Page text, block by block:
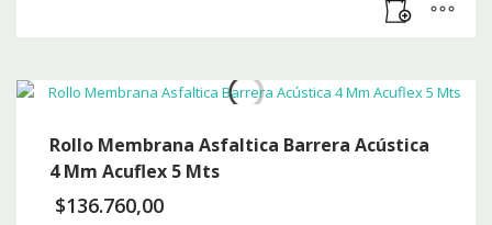
Rollo Membrana Asfaltica Barrera Acústica
4 Mm Acuflex 5 Mts
$136.760,00